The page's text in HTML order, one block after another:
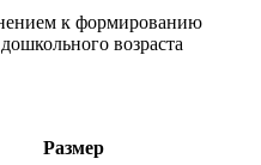
к формированию
возраста
Размер